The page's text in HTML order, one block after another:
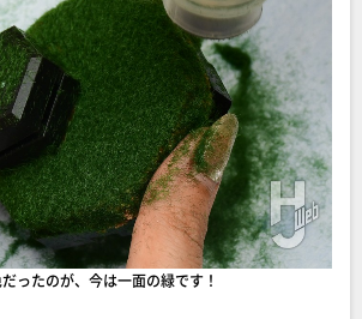
ったのが、今は一面の緑です！